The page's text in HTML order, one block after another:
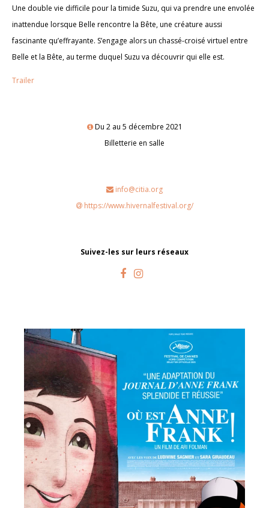
Une double vie difficile pour la timide Suzu, qui va prendre une envolée
inattendue lorsque Belle rencontre la Bête, une créature aussi
fascinante qu’effrayante. S’engage alors un chassé-croisé virtuel entre
Belle et la Bête, au terme duquel Suzu va découvrir qui elle est.
Trailer
Du 2 au 5 décembre 2021
Billetterie en salle
info@citia.org
https://www.hivernalfestival.org/
Suivez-les sur leurs réseaux